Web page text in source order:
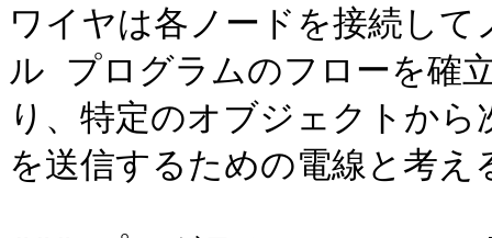
ワイヤは各ノードを接続し
ル プログラムのフローを確
り、特定のオブジェクトか
を送信するための電線と考